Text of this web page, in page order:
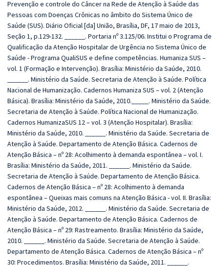
Prevenção e controle do Câncer na Rede de Atenção à Saúde das
Pessoas com Doenças Crônicas no âmbito do Sistema Único de
Saúde (SUS). Diário Oficial [da] União, Brasília, DF, 17 maio de 2013,
Seção 1, p.129-132. ______. Portaria nº 3.125/06. Institui o Programa de
Qualificação da Atenção Hospitalar de Urgência no Sistema Único de
Saúde - Programa QualiSUS e define competências. Humaniza SUS –
vol. 1 (Formação e Intervenção). Brasília: Ministério da Saúde, 2010.
______. Ministério da Saúde. Secretaria de Atenção à Saúde. Política
Nacional de Humanização. Cadernos Humaniza SUS – vol. 2 (Atenção
Básica). Brasília: Ministério da Saúde, 2010._____. Ministério da Saúde.
Secretaria de Atenção à Saúde. Política Nacional de Humanização.
Cadernos HumanizaSUS 12 – vol. 3 (Atenção Hospitalar). Brasília:
Ministério da Saúde, 2010. ______. Ministério da Saúde. Secretaria de
Atenção à Saúde. Departamento de Atenção Básica. Cadernos de
Atenção Básica – nº 28: Acolhimento à demanda espontânea – vol. I.
Brasília: Ministério da Saúde, 2011. ______. Ministério da Saúde.
Secretaria de Atenção à Saúde. Departamento de Atenção Básica.
Cadernos de Atenção Básica – nº 28: Acolhimento à demanda
espontânea – Queixas mais comuns na Atenção Básica - vol. II. Brasília:
Ministério da Saúde, 2012. ______. Ministério da Saúde. Secretaria de
Atenção à Saúde. Departamento de Atenção Básica. Cadernos de
Atenção Básica – nº 29: Rastreamento. Brasília: Ministério da Saúde,
2010. ______. Ministério da Saúde. Secretaria de Atenção à Saúde.
Departamento de Atenção Básica. Cadernos de Atenção Básica – nº
30: Procedimentos. Brasília: Ministério da Saúde, 2011. ______.